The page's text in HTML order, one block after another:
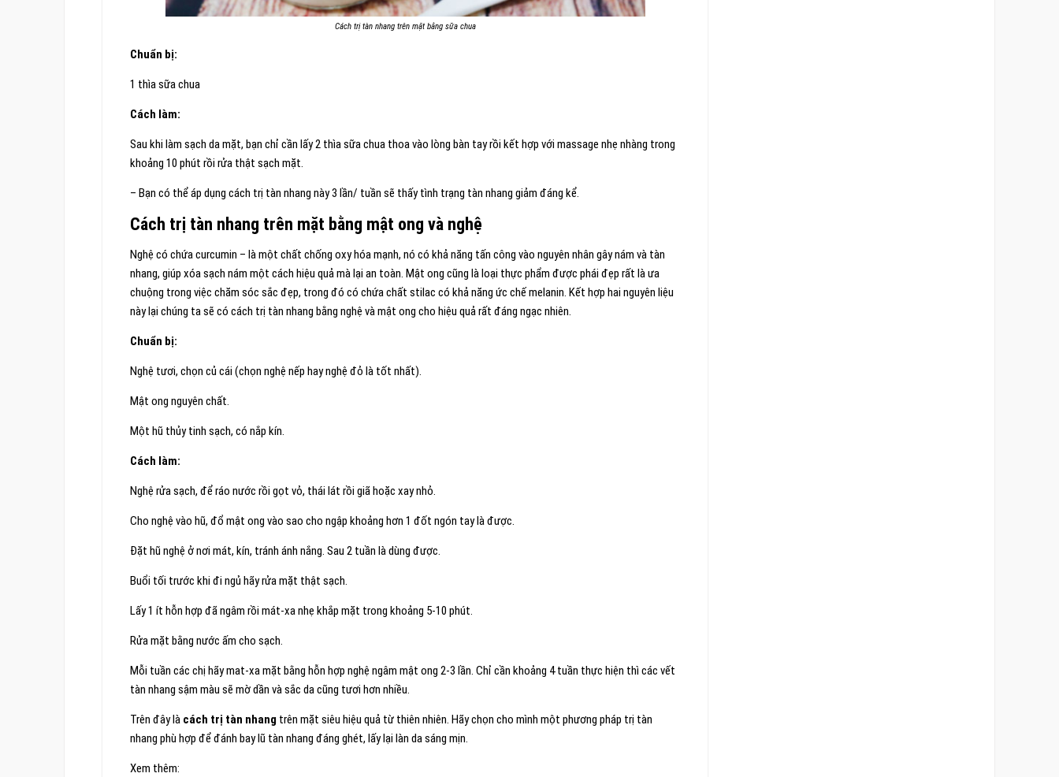
Cách trị tàn nhang trên mặt bằng sữa chua
Chuẩn bị:
1 thìa sữa chua
Cách làm:
Sau khi làm sạch da mặt, bạn chỉ cần lấy 2 thìa sữa chua thoa vào lòng bàn tay rồi kết hợp với massage nhẹ nhàng trong
khoảng 10 phút rồi rửa thật sạch mặt.
– Bạn có thể áp dụng cách trị tàn nhang này 3 lần/ tuần sẽ thấy tình trạng tàn nhang giảm đáng kể.
Cách trị tàn nhang trên mặt bằng mật ong và nghệ
Nghệ có chứa curcumin – là một chất chống oxy hóa mạnh, nó có khả năng tấn công vào nguyên nhân gây nám và tàn
nhang, giúp xóa sạch nám một cách hiệu quả mà lại an toàn. Mật ong cũng là loại thực phẩm được phái đẹp rất là ưa
chuộng trong việc chăm sóc sắc đẹp, trong đó có chứa chất stilac có khả năng ức chế melanin. Kết hợp hai nguyên liệu
này lại chúng ta sẽ có cách trị tàn nhang bằng nghệ và mật ong cho hiệu quả rất đáng ngạc nhiên.
Chuẩn bị:
Nghệ tươi, chọn củ cái (chọn nghệ nếp hay nghệ đỏ là tốt nhất).
Mật ong nguyên chất.
Một hũ thủy tinh sạch, có nắp kín.
Cách làm:
Nghệ rửa sạch, để ráo nước rồi gọt vỏ, thái lát rồi giã hoặc xay nhỏ.
Cho nghệ vào hũ, đổ mật ong vào sao cho ngập khoảng hơn 1 đốt ngón tay là được.
Đặt hũ nghệ ở nơi mát, kín, tránh ánh nắng. Sau 2 tuần là dùng được.
Buổi tối trước khi đi ngủ hãy rửa mặt thật sạch.
Lấy 1 ít hỗn hợp đã ngâm rồi mát-xa nhẹ khắp mặt trong khoảng 5-10 phút.
Rửa mặt bằng nước ấm cho sạch.
Mỗi tuần các chị hãy mat-xa mặt bằng hỗn hợp nghệ ngâm mật ong 2-3 lần. Chỉ cần khoảng 4 tuần thực hiện thì các vết
tàn nhang sậm màu sẽ mờ dần và sắc da cũng tươi hơn nhiều.
Trên đây là cách trị tàn nhang trên mặt siêu hiệu quả từ thiên nhiên. Hãy chọn cho mình một phương pháp trị tàn
nhang phù hợp để đánh bay lũ tàn nhang đáng ghét, lấy lại làn da sáng mịn.
Xem thêm: